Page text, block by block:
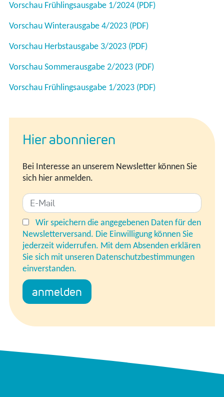
Vorschau Frühlingsausgabe 1/2024 (PDF)
Vorschau Winterausgabe 4/2023 (PDF)
Vorschau Herbstausgabe 3/2023 (PDF)
Vorschau Sommerausgabe 2/2023 (PDF)
Vorschau Frühlingsausgabe 1/2023 (PDF)
Hier abonnieren
Bei Interesse an unserem Newsletter können Sie
sich hier anmelden.
Wir speichern die angegebenen Daten für den
Newsletterversand. Die Einwilligung können Sie
jederzeit widerrufen. Mit dem Absenden erklären
Sie sich mit unseren Datenschutzbestimmungen
einverstanden.